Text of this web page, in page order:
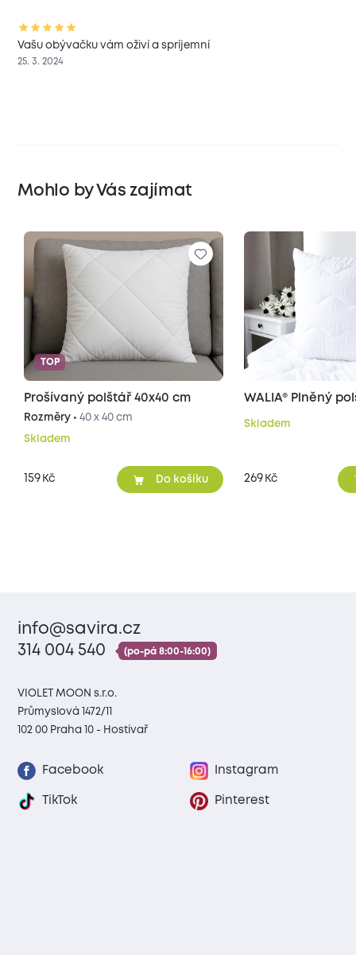
Vašu obývačku vám oživí a spríjemní
25. 3. 2024
Mohlo by Vás zajímat
TOP
Prošívaný polštář 40x40 cm
Rozměry • 40 x 40 cm
Skladem
159 Kč Do košíku
WALIA® Plněný
Skladem
269 Kč
info@savira.cz
314 004 540
(po-pá 8:00-16:00)
VIOLET MOON s.r.o.
Průmyslová 1472/11
102 00 Praha 10 - Hostivař
Facebook Instagram
TikTok Pinterest